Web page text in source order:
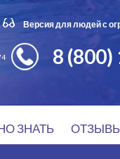
Версия для людей с
8 (800)
ЗНАТЬ